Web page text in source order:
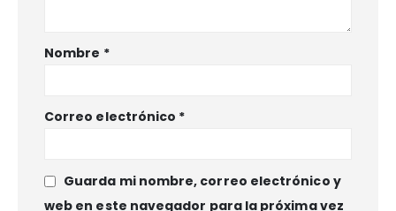
Nombre *
Correo electrónico *
Guarda mi nombre, correo electrónico y
web en este navegador para la próxima vez